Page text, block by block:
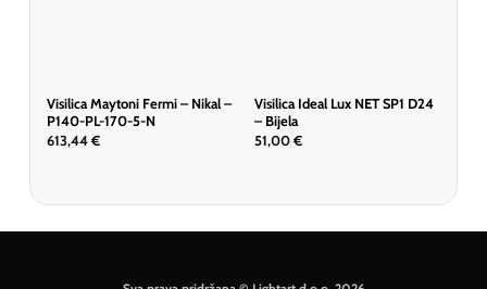
Visilica Maytoni Fermi – Nikal –
P140-PL-170-5-N
613,44 €
Visilica Ideal Lux NET SP1 D24
– Bijela
51,00 €